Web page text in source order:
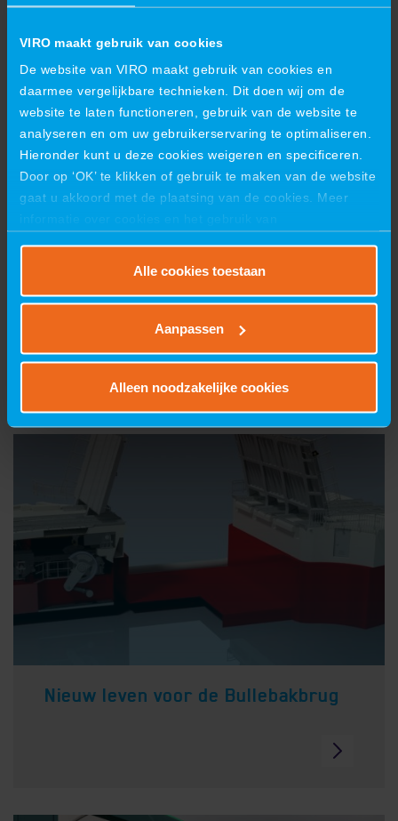
VIRO maakt gebruik van cookies
De website van VIRO maakt gebruik van cookies en
daarmee vergelijkbare technieken. Dit doen wij om de
website te laten functioneren, gebruik van de website te
analyseren en om uw gebruikerservaring te optimaliseren.
Hieronder kunt u deze cookies weigeren en specificeren.
Door op ‘OK’ te klikken of gebruik te maken van de website
gaat u akkoord met de plaatsing van de cookies. Meer
informatie over cookies en het gebruik van
Alle cookies toestaan
Aanpassen
Alleen noodzakelijke cookies
Gerelateerde projecten
Nieuw leven voor de Bullebakbrug